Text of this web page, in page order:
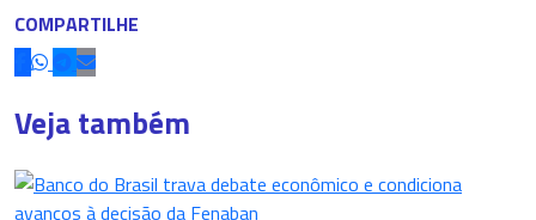
COMPARTILHE
Veja também